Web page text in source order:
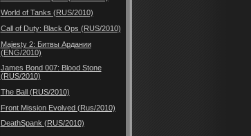
World of Tanks (RUS/2010)
Call of Duty: Black Ops (RUS/2010)
Majesty 2: Битвы Ардании
(ENG/2010)
James Bond 007: Blood Stone
(RUS/2010)
The Ball (RUS/2010)
Front Mission Evolved (Rus/2010)
DeathSpank (RUS/2010)